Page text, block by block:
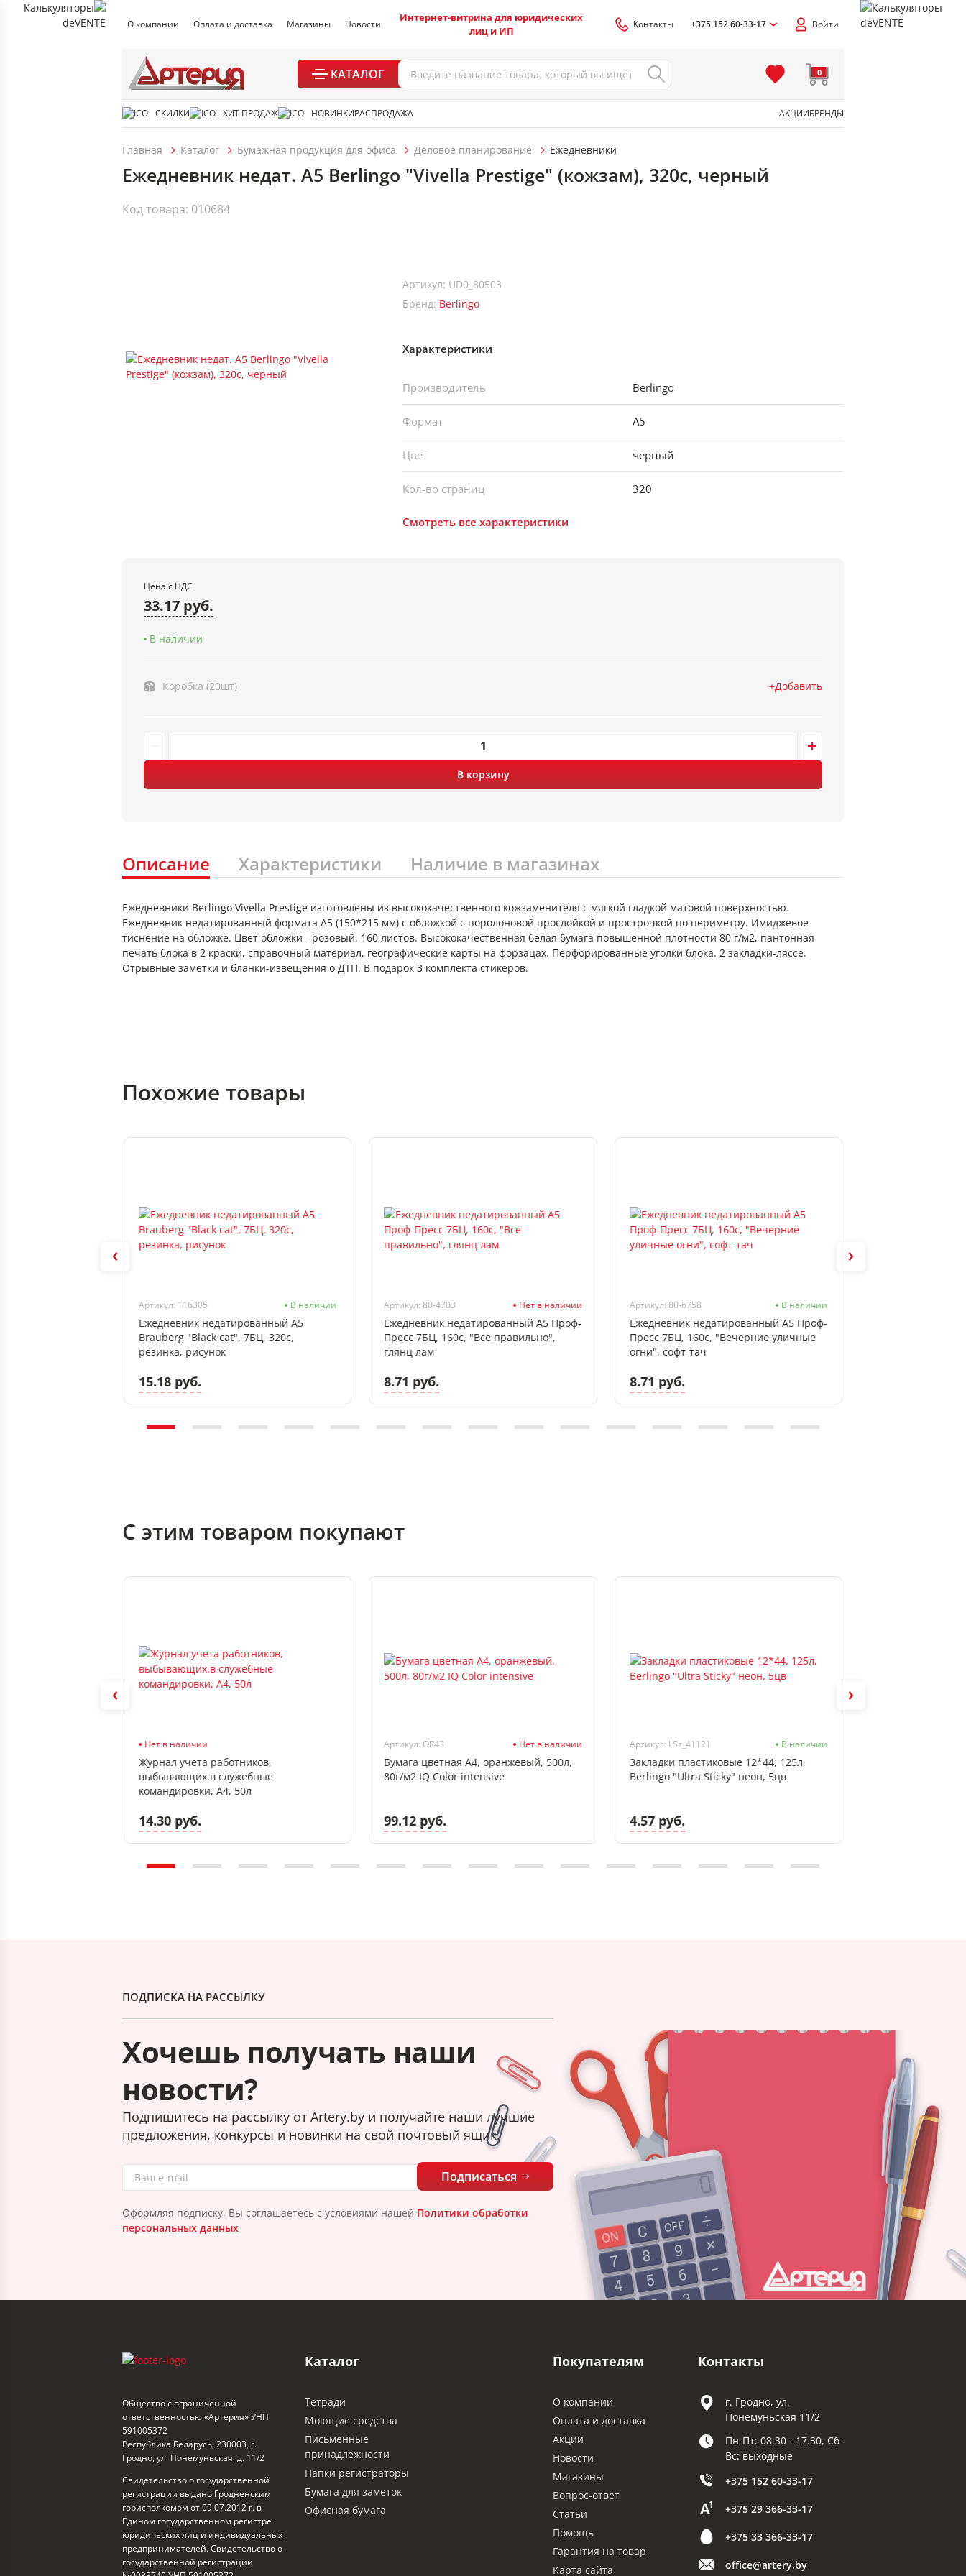
О компании Оплата и доставка Магазины Новости
Интернет-витрина для юридических
лиц и ИП
Контакты +375 152 60-33-17 Войти
КАТАЛОГ 0
СКИДКИ ХИТ ПРОДАЖ НОВИНКИРАСПРОДАЖА АКЦИИБРЕНДЫ
Главная Каталог Бумажная продукция для офиса Деловое планирование Ежедневники
Ежедневник недат. А5 Berlingo "Vivella Prestige" (кожзам), 320с, черный
Код товара: 010684
Артикул: UD0_80503
Бренд: Berlingo
Характеристики
Производитель Berlingo
Формат А5
Цвет черный
Кол-во страниц 320
Смотреть все характеристики
Цена с НДС
33.17 руб.
В наличии
Коробка (20шт) Добавить
В корзину
Описание Характеристики Наличие в магазинах
Ежедневники Berlingo Vivella Prestige изготовлены из высококачественного кожзаменителя с мягкой гладкой матовой поверхностью.
Ежедневник недатированный формата А5 (150*215 мм) с обложкой с поролоновой прослойкой и прострочкой по периметру. Имиджевое
тиснение на обложке. Цвет обложки - розовый. 160 листов. Высококачественная белая бумага повышенной плотности 80 г/м2, пантонная
печать блока в 2 краски, справочный материал, географические карты на форзацах. Перфорированные уголки блока. 2 закладки-ляссе.
Отрывные заметки и бланки-извещения о ДТП. В подарок 3 комплекта стикеров.
Похожие товары
Артикул: 116305 В наличии
Ежедневник недатированный А5
Brauberg "Black cat", 7БЦ, 320с,
резинка, рисунок
15.18 руб.
Артикул: 80-4703 Нет в наличии
Ежедневник недатированный А5 Проф-
Пресс 7БЦ, 160с, "Все правильно",
глянц лам
8.71 руб.
Артикул: 80-6758 В наличии
Ежедневник недатированный А5 Проф-
Пресс 7БЦ, 160с, "Вечерние уличные
огни", софт-тач
8.71 руб.
С этим товаром покупают
Нет в наличии
Журнал учета работников,
выбывающих.в служебные
командировки, А4, 50л
14.30 руб.
Артикул: OR43 Нет в наличии
Бумага цветная А4, оранжевый, 500л,
80г/м2 IQ Color intensive
99.12 руб.
Артикул: LSz_41121 В наличии
Закладки пластиковые 12*44, 125л,
Berlingo "Ultra Sticky" неон, 5цв
4.57 руб.
ПОДПИСКА НА РАССЫЛКУ
Хочешь получать наши
новости?
Подпишитесь на рассылку от Artery.by и получайте наши лучшие
предложения, конкурсы и новинки на свой почтовый ящик.
Подписаться
Оформляя подписку, Вы соглашаетесь с условиями нашей Политики обработки
персональных данных
Общество с ограниченной
ответственностью «Артерия» УНП
591005372
Республика Беларусь, 230003, г.
Гродно, ул. Понемуньская, д. 11/2
Свидетельство о государственной
регистрации выдано Гродненским
горисполкомом от 09.07.2012 г. в
Едином государственном регистре
юридических лиц и индивидуальных
предпринимателей. Свидетельство о
государственной регистрации
Каталог
Тетради
Моющие средства
Письменные
принадлежности
Папки регистраторы
Бумага для заметок
Офисная бумага
Покупателям
О компании
Оплата и доставка
Акции
Новости
Магазины
Вопрос-ответ
Статьи
Помощь
Гарантия на товар
Карта сайта
Контакты
г. Гродно, ул.
Понемуньская 11/2
Пн-Пт: 08:30 - 17.30, Сб-
Вс: выходные
+375 152 60-33-17
+375 29 366-33-17
+375 33 366-33-17
office@artery.by